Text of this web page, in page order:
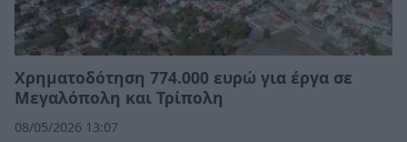
Χρηματοδότηση 774.000 ευρώ για έργα σε
Μεγαλόπολη και Τρίπολη
08/05/2026 13:07